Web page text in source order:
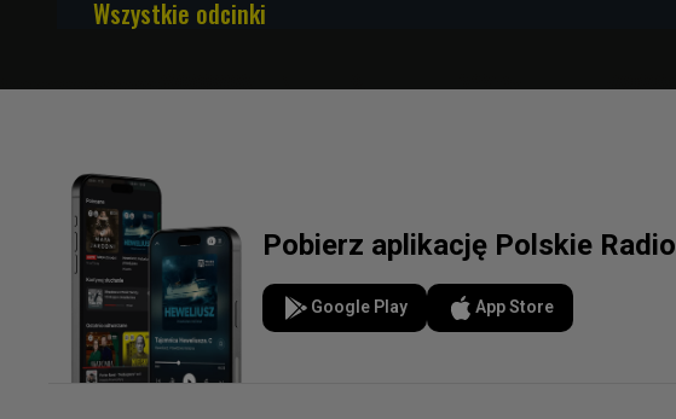
Wszystkie odcinki
Pobierz aplikację Polskie Radio
Google Play App Store